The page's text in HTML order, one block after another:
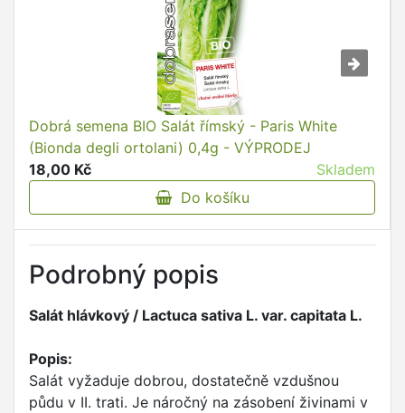
Dobrá semena BIO Salát římský - Paris White
(Bionda degli ortolani) 0,4g - VÝPRODEJ
18,00 Kč
Skladem
Do košíku
Podrobný popis
Salát hlávkový / Lactuca sativa L. var. capitata L.
Popis:
Salát vyžaduje dobrou, dostatečně vzdušnou
půdu v II. trati. Je náročný na zásobení živinami v